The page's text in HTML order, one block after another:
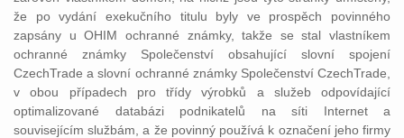
že po vydání exekučního titulu byly ve prospěch povinného
zapsány u OHIM ochranné známky, takže se stal vlastníkem
ochranné známky Společenství obsahující slovní spojení
CzechTrade a slovní ochranné známky Společenství CzechTrade,
v obou případech pro třídy výrobků a služeb odpovídající
optimalizované databázi podnikatelů na síti Internet a
souvisejícím službám, a že povinný používá k označení jeho firmy